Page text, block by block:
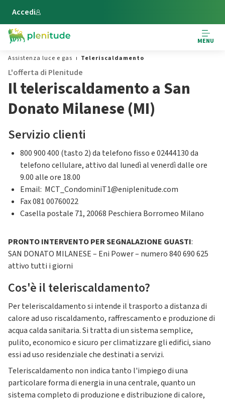
Vai al contenuto principale
Accedi
MENU
Assistenza luce e gas
Teleriscaldamento
L'offerta di Plenitude
Il teleriscaldamento a San
Donato Milanese (MI)
Servizio clienti
800 900 400 (tasto 2) da telefono fisso e 02444130 da
telefono cellulare, attivo dal lunedì al venerdì dalle ore
9.00 alle ore 18.00
Email: MCT_CondominiT1@eniplenitude.com
Fax 081 00760022
Casella postale 71, 20068 Peschiera Borromeo Milano
PRONTO INTERVENTO PER SEGNALAZIONE GUASTI:
SAN DONATO MILANESE – Eni Power – numero 840 690 625
attivo tutti i giorni
Cos'è il teleriscaldamento?
Per teleriscaldamento si intende il trasporto a distanza di
calore ad uso riscaldamento, raffrescamento e produzione di
acqua calda sanitaria. Si tratta di un sistema semplice,
pulito, economico e sicuro per climatizzare gli edifici, siano
essi ad uso residenziale che destinati a servizi.
Teleriscaldamento non indica tanto l'impiego di una
particolare forma di energia in una centrale, quanto un
sistema completo di produzione e distribuzione di calore,